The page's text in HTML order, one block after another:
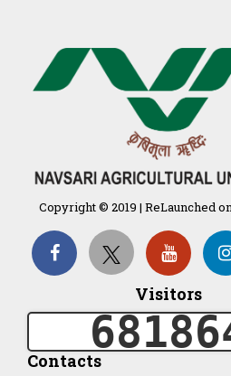
દેશી ગાય આધારિત પ્રાકૃતિક
गुणवत्ता युक्त कृषि-शिक्षा एक पहल" -
कृषि अनुसंधान परिषद की 25वीं अखिल
भारतीय कृषि प्रवेश परीक्षा 2020
Organization Structure
ખેડુત માર્ગદર્શિકા
Accreditation Certificate
Copyright © 2019 | ReLaunched
Visitors
Contacts